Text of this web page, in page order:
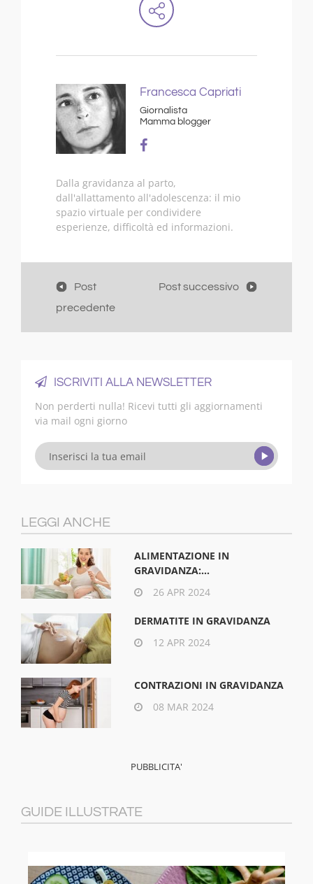
Francesca Capriati
Giornalista
Mamma blogger
Dalla gravidanza al parto,
dall'allattamento all'adolescenza: il mio
spazio virtuale per condividere
esperienze, difficoltà ed informazioni.
Post
precedente
Post successivo
ISCRIVITI ALLA NEWSLETTER
Non perderti nulla! Ricevi tutti gli aggiornamenti
via mail ogni giorno
LEGGI ANCHE
ALIMENTAZIONE IN
GRAVIDANZA:...
26 APR 2024
DERMATITE IN GRAVIDANZA
12 APR 2024
CONTRAZIONI IN GRAVIDANZA
08 MAR 2024
GUIDE ILLUSTRATE